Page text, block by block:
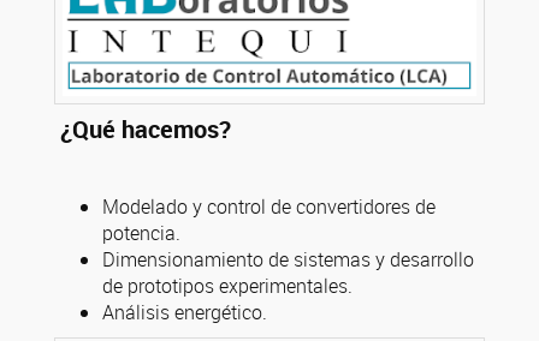
¿Qué hacemos?
Modelado y control de convertidores de
potencia.
Dimensionamiento de sistemas y desarrollo
de prototipos experimentales.
Análisis energético.